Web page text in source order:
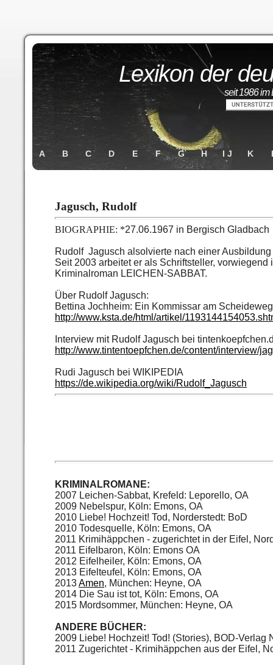
Lexikon der
seit 1986 im
A B C D E F G H I J K
Jagusch, Rudolf
BIOGRAPHIE: *27.06.1967 in Bergisch Gladbach
Rudolf Jagusch alsolvierte nach einer
Seit 2003 arbeitet er als Schriftsteller,
Kriminalroman LEICHEN-SABBAT.
Über Rudolf Jagusch:
Bettina Jochheim: Ein Kommissar am
http://www.ksta.de/html/artikel/
Interview mit Rudolf Jagusch bei
http://www.tintentoepfchen.de/content/interview/
Rudi Jagusch bei WIKIPEDIA
https://de.wikipedia.org/wiki/Rudolf_Jagusch
KRIMINALROMANE:
2007 Leichen-Sabbat, Krefeld: Leporello, OA
2009 Nebelspur, Köln: Emons, OA
2010 Liebe! Hochzeit! Tod, Norderstedt: BoD
2010 Todesquelle, Köln: Emons, OA
2011 Krimihäppchen - zugerichtet in der Eifel,
2011 Eifelbaron, Köln: Emons OA
2012 Eifelheiler, Köln: Emons, OA
2013 Eifelteufel, Köln: Emons, OA
2013Amen, München: Heyne, OA
2014 Die Sau ist tot, Köln: Emons, OA
2015 Mordsommer, München: Heyne, OA
ANDERE BÜCHER:
2009 Liebe! Hochzeit! Tod! (Stories), BOD-Verlag
2011 Zugerichtet - Krimihäppchen aus der Eifel,